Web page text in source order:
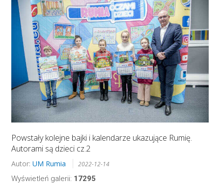
Powstały kolejne bajki i kalendarze ukazujące Rumię.
Autorami są dzieci cz.2
Autor: UM Rumia 2022-12-14
Wyświetleń galerii: 17295